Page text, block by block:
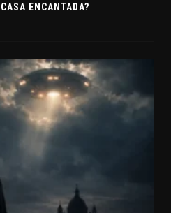
ENCANTADA?